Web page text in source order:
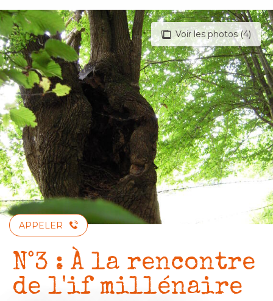
Aller
au
contenu
principal
Voir les photos (4)
APPELER
N°3 : À la rencontre
de l'if millénaire